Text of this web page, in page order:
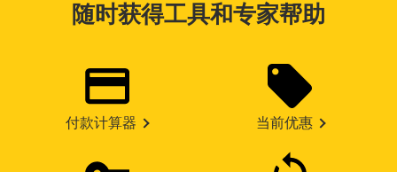
随时获得工具和专家帮助
付款计算器 当前优惠